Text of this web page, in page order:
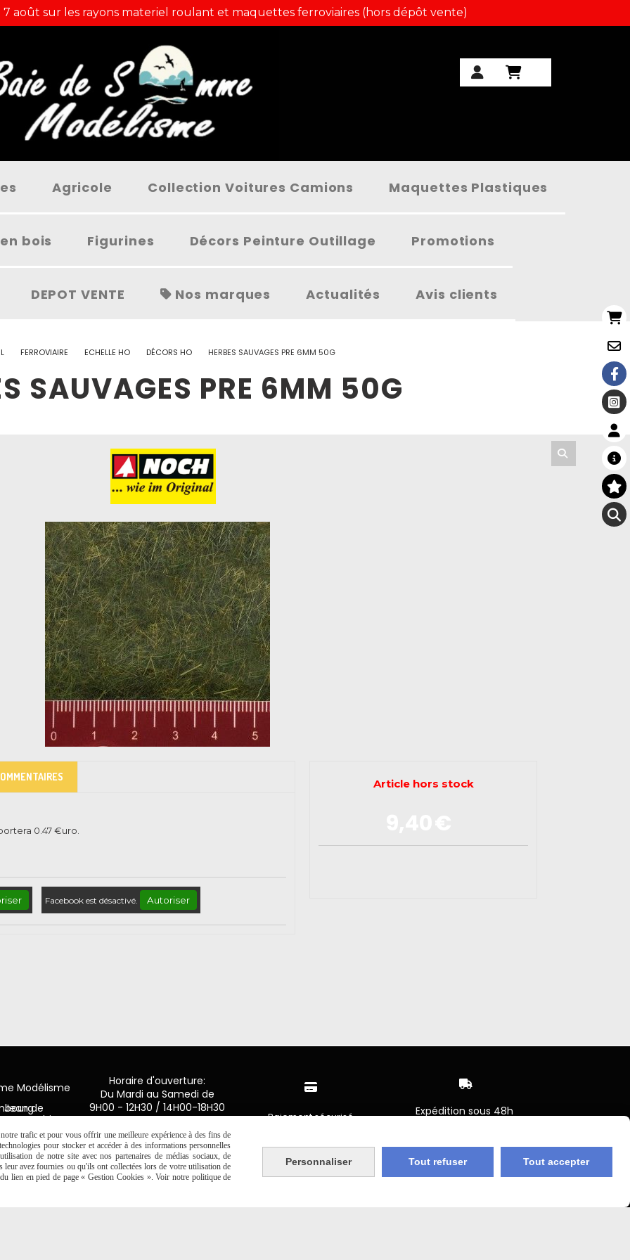
7 août sur les rayons materiel roulant et maquettes ferroviaires (hors dépôt vente)
Agricole Collection Voitures Camions Maquettes Plastiques
bois Figurines Décors Peinture Outillage Promotions
DEPOT VENTE Nos marques Actualités Avis clients
FERROVIAIRE ECHELLE HO DÉCORS HO HERBES SAUVAGES PRE 6MM 50G
SAUVAGES PRE 6MM 50G
Article hors stock
0.47€uro.
Facebook est désactivé. Autoriser
Modélisme
Luxembourg
en Ponthieu
20 06 19
Horaire d'ouverture:
Du Mardi au Samedi de
9H00 - 12H30 / 14H00-18H30

Paiement sécurisé
CB Crédit Agricole
Virement bancaire

Expédition sous 48h
Frais de port (5€50)
offert dès 50€
Sauf pour les produits en
trafic et pour vous offrir une meilleure expérience à des fins de
pour stocker et accéder à des informations personnelles
de notre site avec nos partenaires de médias sociaux, de
avez fournies ou qu'ils ont collectées lors de votre utilisation de
lien en pied de page « Gestion Cookies ». Voir notre politique de
Personnaliser Tout refuser Tout accepter